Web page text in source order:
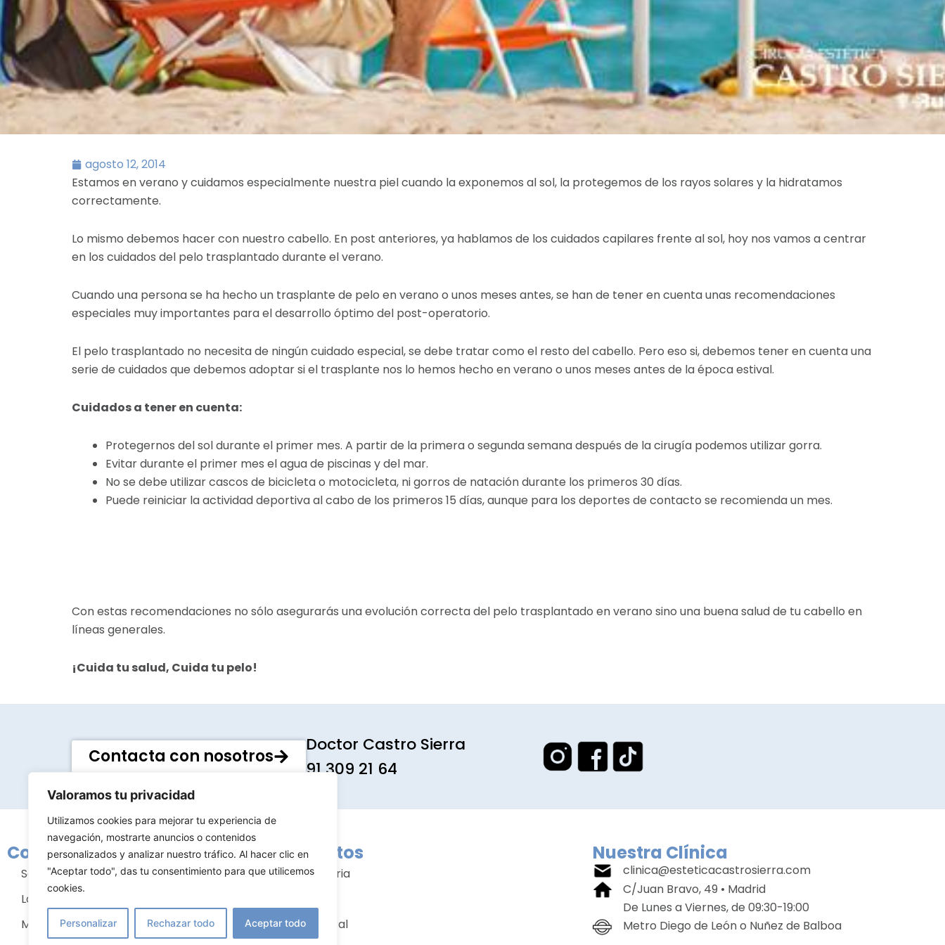
Valoramos tu privacidad
Utilizamos cookies para mejorar tu experiencia de
navegación, mostrarte anuncios o contenidos
personalizados y analizar nuestro tráfico. Al hacer clic en
"Aceptar todo", das tu consentimiento para que utilicemos
cookies.
Personalizar Rechazar todo Aceptar todo
agosto 12, 2014
Estamos en verano y cuidamos especialmente nuestra piel cuando la exponemos al sol, la protegemos de los rayos solares y la hidratamos
correctamente.
Lo mismo debemos hacer con nuestro cabello. En post anteriores, ya hablamos de los cuidados capilares frente al sol, hoy nos vamos a centrar
en los cuidados del pelo trasplantado durante el verano.
Cuando una persona se ha hecho un trasplante de pelo en verano o unos meses antes, se han de tener en cuenta unas recomendaciones
especiales muy importantes para el desarrollo óptimo del post-operatorio.
El pelo trasplantado no necesita de ningún cuidado especial, se debe tratar como el resto del cabello. Pero eso si, debemos tener en cuenta una
serie de cuidados que debemos adoptar si el trasplante nos lo hemos hecho en verano o unos meses antes de la época estival.
Cuidados a tener en cuenta:
Protegernos del sol durante el primer mes. A partir de la primera o segunda semana después de la cirugía podemos utilizar gorra.
Evitar durante el primer mes el agua de piscinas y del mar.
No se debe utilizar cascos de bicicleta o motocicleta, ni gorros de natación durante los primeros 30 días.
Puede reiniciar la actividad deportiva al cabo de los primeros 15 días, aunque para los deportes de contacto se recomienda un mes.
Con estas recomendaciones no sólo asegurarás una evolución correcta del pelo trasplantado en verano sino una buena salud de tu cabello en
líneas generales.
¡Cuida tu salud, Cuida tu pelo!
Contacta con nosotros
Doctor Castro Sierra
91 309 21 64
Conócenos
Sobre nosotros
La clínica
Mejor cirujano plástico
Tratamientos
Cirugía mamaria
Cirugía corporal
Nuestra Clínica
clinica@esteticacastrosierra.com
C/Juan Bravo, 49 • Madrid
De Lunes a Viernes, de 09:30-19:00
Metro Diego de León o Nuñez de Balboa